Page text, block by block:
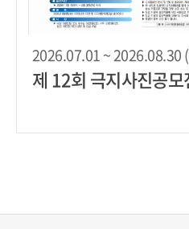
2026.07.01 ~ 2026.08.30
제 12회 극지사진공모